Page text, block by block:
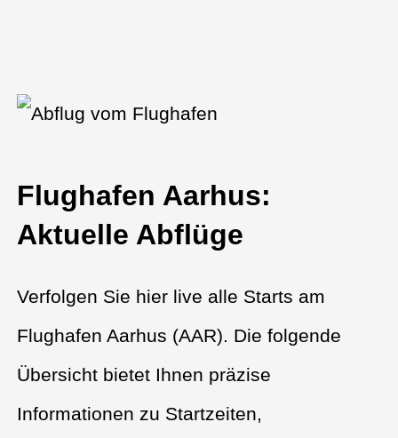
Flughafen Aarhus:
Aktuelle Abflüge
Verfolgen Sie hier live alle Starts am
Flughafen Aarhus (AAR). Die folgende
Übersicht bietet Ihnen präzise
Informationen zu Startzeiten,